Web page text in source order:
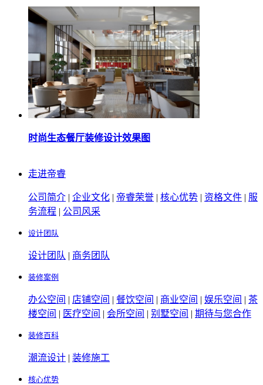
时尚生态餐厅装修设计效果图
走进帝睿
公司简介 | 企业文化 | 帝睿荣誉 | 核心优势 | 资格文件 | 服
务流程 | 公司风采
设计团队
设计团队 | 商务团队
装修案例
办公空间 | 店铺空间 | 餐饮空间 | 商业空间 | 娱乐空间 | 茶
楼空间 | 医疗空间 | 会所空间 | 别墅空间 | 期待与您合作
装修百科
潮流设计 | 装修施工
核心优势